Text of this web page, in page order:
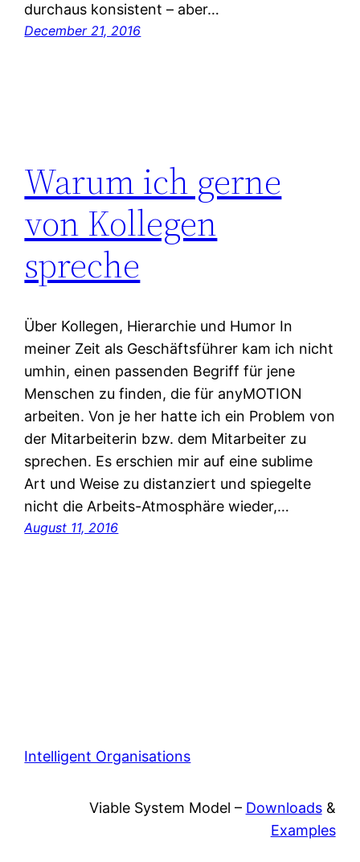
durchaus konsistent – aber…
December 21, 2016
Warum ich gerne
von Kollegen
spreche
Über Kollegen, Hierarchie und Humor In
meiner Zeit als Geschäftsführer kam ich nicht
umhin, einen passenden Begriff für jene
Menschen zu finden, die für anyMOTION
arbeiten. Von je her hatte ich ein Problem von
der Mitarbeiterin bzw. dem Mitarbeiter zu
sprechen. Es erschien mir auf eine sublime
Art und Weise zu distanziert und spiegelte
nicht die Arbeits-Atmosphäre wieder,…
August 11, 2016
Intelligent Organisations
Viable System Model – Downloads&
Examples